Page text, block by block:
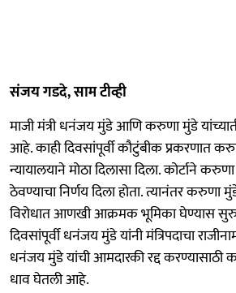
संजय गडदे, साम टीव्ही
माजी मंत्री धनंजय मुंडे आणि करुणा मुंडे
आहे. काही दिवसांपूर्वी कौटुंबीक प्रकरणात
न्यायालयाने मोठा दिलासा दिला. कोर्टाने
ठेवण्याचा निर्णय दिला होता. त्यानंतर करुणा
विरोधात आणखी आक्रमक भूमिका घेण्यास
दिवसांपूर्वी धनंजय मुंडे यांनी मंत्रिपदाचा
धनंजय मुंडे यांची आमदारकी रद्द करण्यासाठी
धाव घेतली आहे.